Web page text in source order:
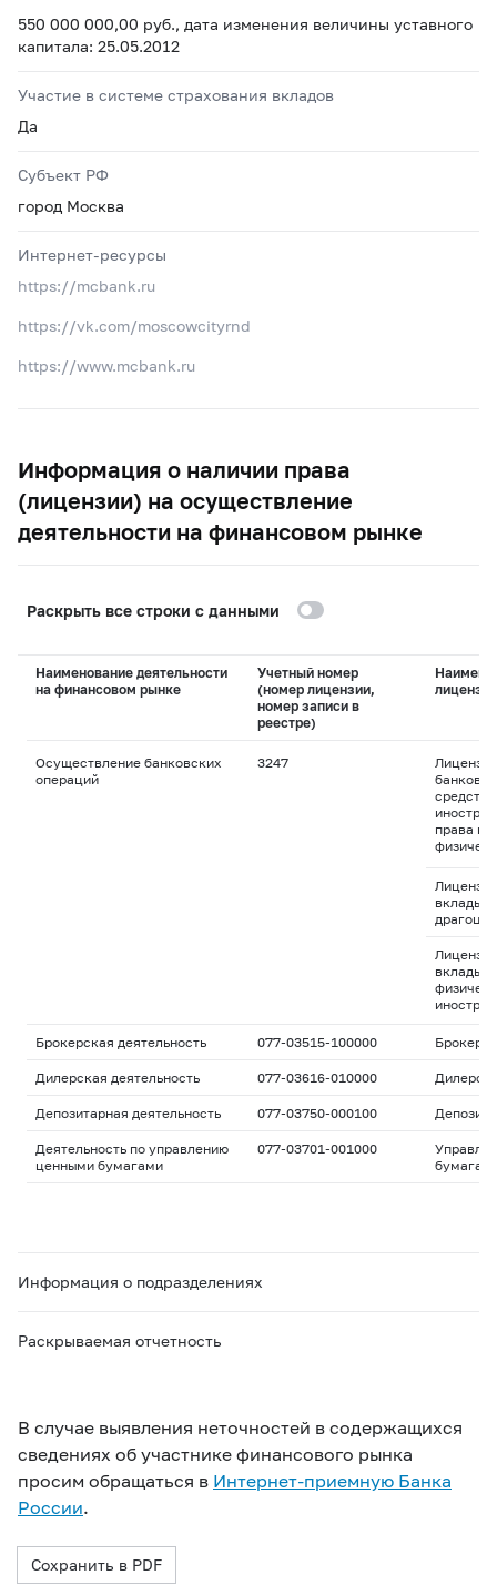
550 000 000,00 руб., дата изменения величины уставного
капитала: 25.05.2012
Участие в системе страхования вкладов
Да
Субъект РФ
город Москва
Интернет-ресурсы
https://mcbank.ru
https://vk.com/moscowcityrnd
https://www.mcbank.ru
Информация о наличии права
(лицензии) на осуществление
деятельности на финансовом рынке
Раскрыть все строки с данными
Наименование деятельности
на финансовом рынке
Учетный номер
(номер лицензии,
номер записи в
реестре)
лицензии
Осуществление банковских
операций
3247
права
вклады
вклады
Брокерская деятельность 077-03515-100000
Дилерская деятельность 077-03616-010000
Депозитарная деятельность 077-03750-000100
Деятельность по управлению
ценными бумагами
077-03701-001000
Информация о подразделениях
Раскрываемая отчетность
В случае выявления неточностей в содержащихся
сведениях об участнике финансового рынка
просим обращаться в Интернет-приемную Банка
России.
Сохранить в PDF